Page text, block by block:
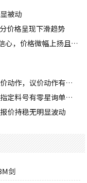
被动
价格呈现下滑趋势
【台湾地区】供应端对于Wafer仍保持信心，价格微幅上扬且惜售态度不变
【深圳】买家仅针对部分指定料号有探价动作，议价动作有所减少
【香港】买家问价动作减少，仅有部分指定料号有零星询单动作
价持稳无明显波动
剑